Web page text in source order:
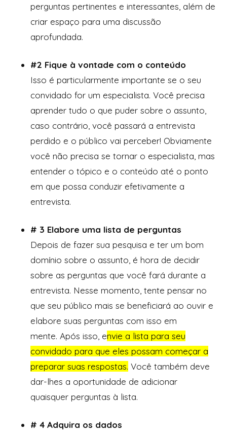
perguntas pertinentes e interessantes, além de
criar espaço para uma discussão
aprofundada.
#2 Fique à vontade com o conteúdo
Isso é particularmente importante se o seu
convidado for um especialista. Você precisa
aprender tudo o que puder sobre o assunto,
caso contrário, você passará a entrevista
perdido e o público vai perceber! Obviamente
você não precisa se tornar o especialista, mas
entender o tópico e o conteúdo até o ponto
em que possa conduzir efetivamente a
entrevista.
# 3 Elabore uma lista de perguntas
Depois de fazer sua pesquisa e ter um bom
domínio sobre o assunto, é hora de decidir
sobre as perguntas que você fará durante a
entrevista. Nesse momento, tente pensar no
que seu público mais se beneficiará ao ouvir e
elabore suas perguntas com isso em
mente. Após isso, envie a lista para seu
convidado para que eles possam começar a
preparar suas respostas. Você também deve
dar-lhes a oportunidade de adicionar
quaisquer perguntas à lista.
# 4 Adquira os dados